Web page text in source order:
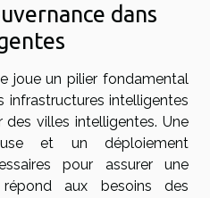
dans
joue un pilier fondamental
infrastructures intelligentes
villes intelligentes. Une
et un déploiement
pour assurer une
aux besoins des